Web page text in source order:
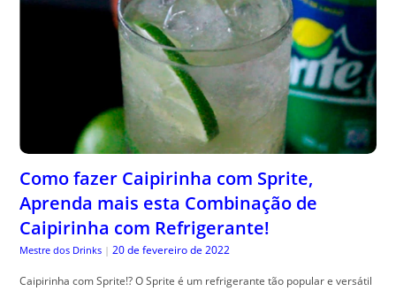
Como fazer Caipirinha com Sprite,
Aprenda mais esta Combinação de
Caipirinha com Refrigerante!
Mestre dos Drinks | 20 de fevereiro de 2022
Caipirinha com Sprite!? O Sprite é um refrigerante tão popular e versátil